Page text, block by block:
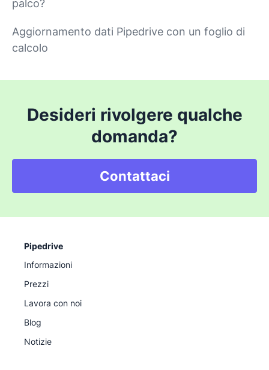
palco?
Aggiornamento dati Pipedrive con un foglio di
calcolo
Desideri rivolgere qualche
domanda?
Contattaci
Pipedrive
Informazioni
Prezzi
Lavora con noi
Blog
Notizie